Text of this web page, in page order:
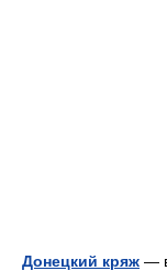
Донецкий кряж —